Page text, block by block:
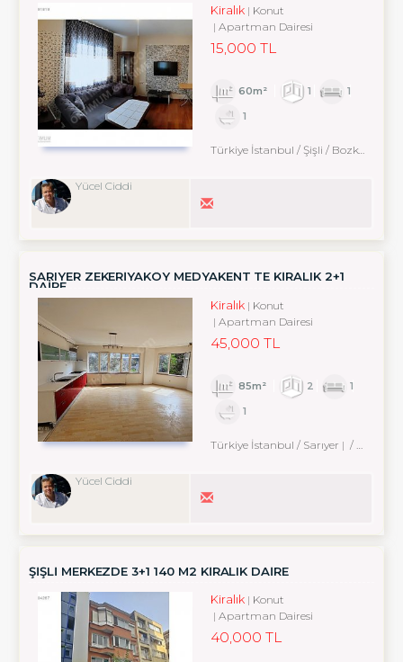
Kiralık
Konut
Apartman Dairesi
15,000 TL
60m² 1
1
1
Türkiye İstanbul / Şişli / Bozkurt
Yücel Ciddi
SARIYER ZEKERİYAKÖY MEDYAKENT TE KİRALIK 2+1
DAİRE
Kiralık
Konut
Apartman Dairesi
45,000 TL
85m² 2
1
1
Türkiye İstanbul / Sarıyer / Zekeriyaköy Köyü
Yücel Ciddi
ŞİŞLİ MERKEZDE 3+1 140 M2 KİRALIK DAİRE
Kiralık
Konut
Apartman Dairesi
40,000 TL